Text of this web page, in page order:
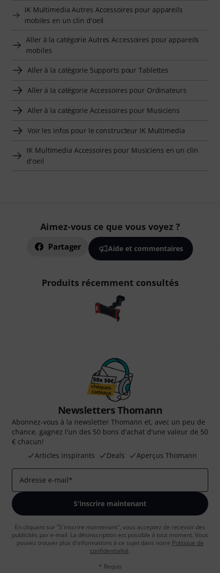
IK Multimedia Autres Accessoires pour appareils
mobiles en un clin d'oeil
Aller à la catégorie Autres Accessoires pour appareils
mobiles
Aller à la catégorie Supports pour Tablettes
Aller à la catégorie Accessoires pour Ordinateurs
Aller à la catégorie Accessoires pour Musiciens
Voir les infos pour le constructeur IK Multimedia
IK Multimedia Accessoires pour Musiciens en un clin
d'oeil
Aimez-vous ce que vous voyez ?
Partager Aide et commentaires
Produits récemment consultés
Newsletters Thomann
Abonnez-vous à la newsletter Thomann et, avec un peu de
chance, gagnez l'un des 50 bons d'achat d'une valeur de 50
€ chacun!
Articles inspirants
Deals Aperçus Thomann
Adresse e-mail*
S'inscrire maintenant
En cliquant sur "S'inscrire maintenant", vous acceptez de recevoir des
publicités par e-mail. La désinscription est possible à tout moment. Vous
pouvez trouver plus d'informations à ce sujet dans notre Politique de
confidentialité.
* Requis